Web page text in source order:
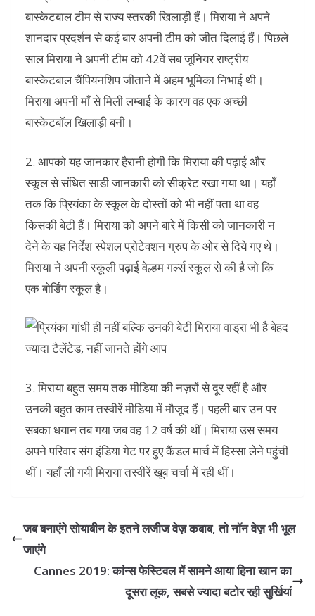
बास्केटबाल टीम से राज्य स्तरकी खिलाड़ी हैं। मिराया ने अपने
शानदार प्रदर्शन से कई बार अपनी टीम को जीत दिलाई हैं। पिछले
साल मिराया ने अपनी टीम को 42वें सब जूनियर राष्ट्रीय
बास्केटबाल चैंपियनशिप जीताने में अहम भूमिका निभाई थी।
मिराया अपनी माँ से मिली लम्बाई के कारण वह एक अच्छी
बास्केटबॉल खिलाड़ी बनी।
2. आपको यह जानकार हैरानी होगी कि मिराया की पढ़ाई और
स्कूल से संधित साडी जानकारी को सीक्रेट रखा गया था। यहाँ
तक कि प्रियंका के स्कूल के दोस्तों को भी नहीं पता था वह
किसकी बेटी हैं। मिराया को अपने बारे में किसी को जानकारी न
देने के यह निर्देश स्पेशल प्रोटेक्शन ग्रुप के ओर से दिये गए थे।
मिराया ने अपनी स्कूली पढ़ाई वेल्हम गर्ल्स स्कूल से की है जो कि
एक बोर्डिंग स्कूल है।
3. मिराया बहुत समय तक मीडिया की नज़रों से दूर रहीं है और
उनकी बहुत काम तस्वीरें मीडिया में मौजूद हैं। पहली बार उन पर
सबका धयान तब गया जब वह 12 वर्ष की थीं। मिराया उस समय
अपने परिवार संग इंडिया गेट पर हुए कैंडल मार्च में हिस्सा लेने पहुंची
थीं। यहाँ ली गयी मिराया तस्वीरें खूब चर्चा में रही थीं।
जब बनाएंगे सोयाबीन के इतने लजीज वेज़ कबाब, तो नॉन वेज़ भी भूल
जाएंगे
Cannes 2019: कांन्स फेस्टिवल में सामने आया हिना खान का
दूसरा लूक, सबसे ज्यादा बटोर रही सुर्खियां